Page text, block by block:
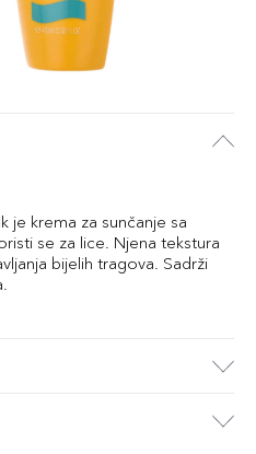
je krema za sunčanje sa
se za lice. Njena tekstura
bijelih tragova. Sadrži